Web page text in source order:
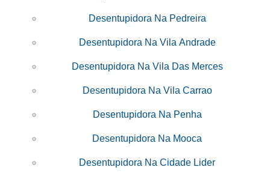
Desentupidora Na Pedreira
Desentupidora Na Vila Andrade
Desentupidora Na Vila Das Merces
Desentupidora Na Vila Carrao
Desentupidora Na Penha
Desentupidora Na Mooca
Desentupidora Na Cidade Lider